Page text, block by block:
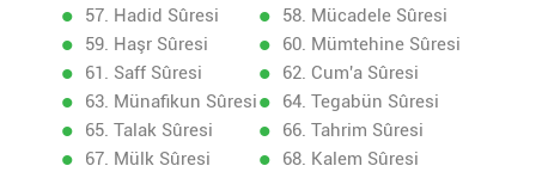
57. Hadid Sûresi
58. Mücadele Sûresi
59. Haşr Sûresi
60. Mümtehine Sûresi
61. Saff Sûresi
62. Cum'a Sûresi
63. Münafikun Sûresi
64. Tegabün Sûresi
65. Talak Sûresi
66. Tahrim Sûresi
67. Mülk Sûresi
68. Kalem Sûresi